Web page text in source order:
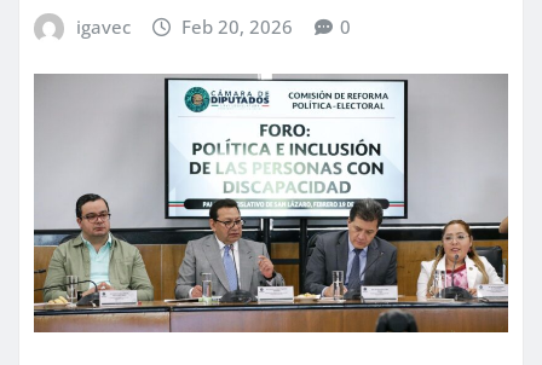
igavec Feb 20, 2026 0